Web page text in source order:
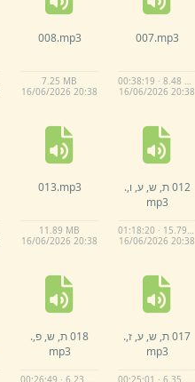
007.mp3
00:38:19 · 8.48 MB
16/06/2026 20:38
008.mp3
7.25 MB
16/06/2026 20:38
012 ת, ש, ע, ו,.
mp3
01:18:20 · 15.79 MB
16/06/2026 20:38
013.mp3
11.89 MB
16/06/2026 20:38
017 ת, ש, ע, ז,.
mp3
018 ת, ש, פ,.
mp3